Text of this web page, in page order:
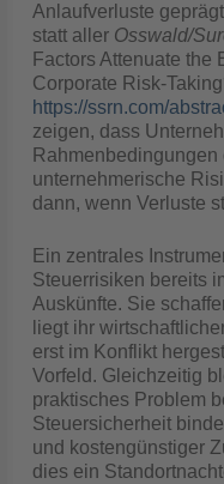
Anlaufverluste
statt aller Osswald/
Factors Attenuate the
Corporate Risk-
https://ssrn.com/
zeigen, dass
unternehmerische
dann, wenn Verluste
Ein zentrales
Steuerrisiken bereits
Auskünfte. Sie
liegt ihr
erst im Konflikt
Vorfeld. Gleichzeitig
praktisches Problem
Steuersicherheit
und kostengünstiger
dies ein